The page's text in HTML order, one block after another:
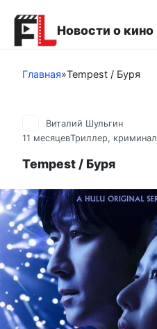
контенту
Новости о кино
Главная»Tempest / Буря
Виталий Шульгин
11 месяцевТриллер, криминал
Tempest / Буря